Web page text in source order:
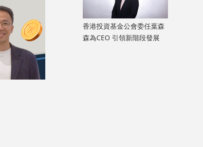
香港投資基金公會委任葉森
森為CEO 引領新階段發展